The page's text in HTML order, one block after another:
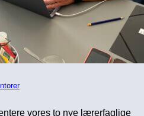
vores to nye lærerfaglige